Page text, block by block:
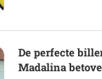
De perfecte
Madalina